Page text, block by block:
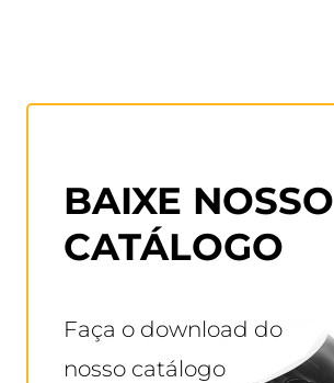
BAIXE NOSSO
CATÁLOGO
Faça o download do
nosso catálogo